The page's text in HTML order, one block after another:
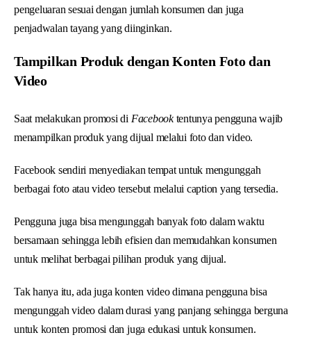
pengeluaran sesuai dengan jumlah konsumen dan juga
penjadwalan tayang yang diinginkan.
Tampilkan Produk dengan Konten Foto dan
Video
Saat melakukan promosi di Facebooktentunya pengguna wajib
menampilkan produk yang dijual melalui foto dan video.
Facebook sendiri menyediakan tempat untuk mengunggah
berbagai foto atau video tersebut melalui caption yang tersedia.
Pengguna juga bisa mengunggah banyak foto dalam waktu
bersamaan sehingga lebih efisien dan memudahkan konsumen
untuk melihat berbagai pilihan produk yang dijual.
Tak hanya itu, ada juga konten video dimana pengguna bisa
mengunggah video dalam durasi yang panjang sehingga berguna
untuk konten promosi dan juga edukasi untuk konsumen.